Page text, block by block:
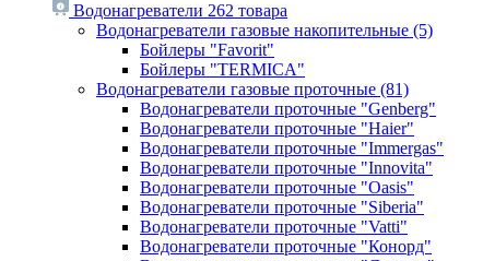
Водонагреватели 262 товара
Водонагреватели газовые накопительные (5)
Бойлеры "Favorit"
Бойлеры "TERMICA"
Водонагреватели газовые проточные (81)
Водонагреватели проточные "Genberg"
Водонагреватели проточные "Haier"
Водонагреватели проточные "Immergas"
Водонагреватели проточные "Innovita"
Водонагреватели проточные "Oasis"
Водонагреватели проточные "Siberia"
Водонагреватели проточные "Vatti"
Водонагреватели проточные "Конорд"